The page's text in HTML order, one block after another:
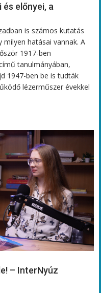
előnyei, a
is számos kutatás
hatásai vannak. A
1917-ben
tanulmányában,
1947-ben be is tudták
lézerműszer évekkel
– InterNyúz